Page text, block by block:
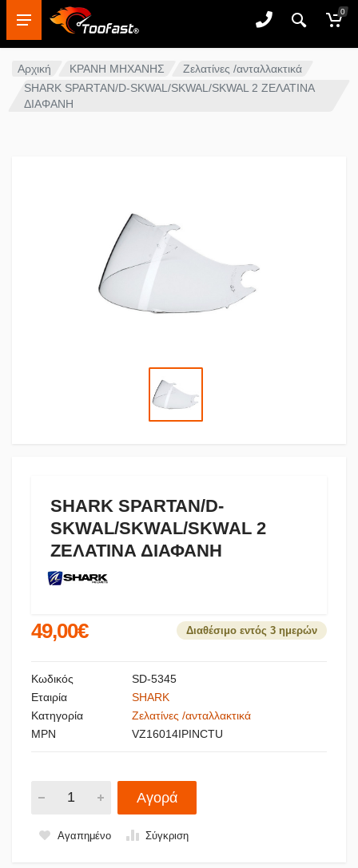
0
Αρχική ΚΡΑΝΗ ΜΗΧΑΝΗΣ
Ζελατίνες /ανταλλακτικά
SHARK SPARTAN/D-SKWAL/SKWAL/SKWAL 2 ΖΕΛΑΤΙΝΑ
ΔΙΑΦΑΝΗ
SHARK SPARTAN/D-
SKWAL/SKWAL/SKWAL 2
ΖΕΛΑΤΙΝΑ ΔΙΑΦΑΝΗ
49,00€ Διαθέσιμο εντός 3 ημερών
Κωδικός
SD-5345
Εταιρία
SHARK
Κατηγορία
Ζελατίνες /ανταλλακτικά
MPN
VZ16014IPINCTU
Αγορά
Αγαπημένο Σύγκριση